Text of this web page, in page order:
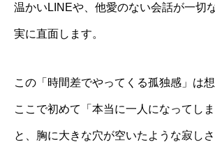
温かいLINEや、他愛のない会話が一切
実に直面します。
この「時間差でやってくる孤独感」は想
ここで初めて「本当に一人になってしま
と、胸に大きな穴が空いたような寂し